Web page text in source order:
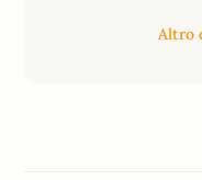
Altro